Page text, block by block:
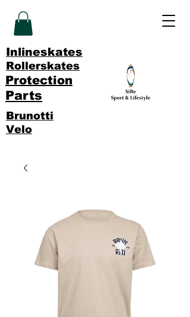
Inlineskates
Rollerskates
Protection
Parts
Brunotti
Velo